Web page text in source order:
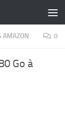
AMAZON 0
Go à